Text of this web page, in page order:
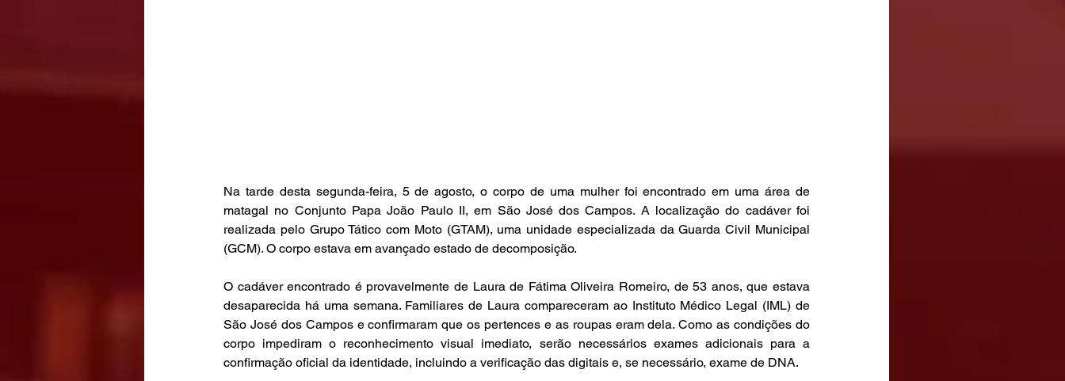
Na tarde desta segunda-feira, 5 de agosto, o corpo de uma mulher foi encontrado em uma área de
matagal no Conjunto Papa João Paulo II, em São José dos Campos. A localização do cadáver foi
realizada pelo Grupo Tático com Moto (GTAM), uma unidade especializada da Guarda Civil Municipal
(GCM). O corpo estava em avançado estado de decomposição.
O cadáver encontrado é provavelmente de Laura de Fátima Oliveira Romeiro, de 53 anos, que estava
desaparecida há uma semana. Familiares de Laura compareceram ao Instituto Médico Legal (IML) de
São José dos Campos e confirmaram que os pertences e as roupas eram dela. Como as condições do
corpo impediram o reconhecimento visual imediato, serão necessários exames adicionais para a
confirmação oficial da identidade, incluindo a verificação das digitais e, se necessário, exame de DNA.